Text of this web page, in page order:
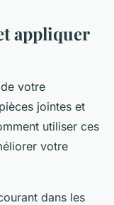
appliquer
votre
jointes et
utiliser ces
votre
dans les